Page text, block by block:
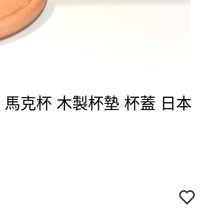
克杯 木製杯墊 杯蓋 日本